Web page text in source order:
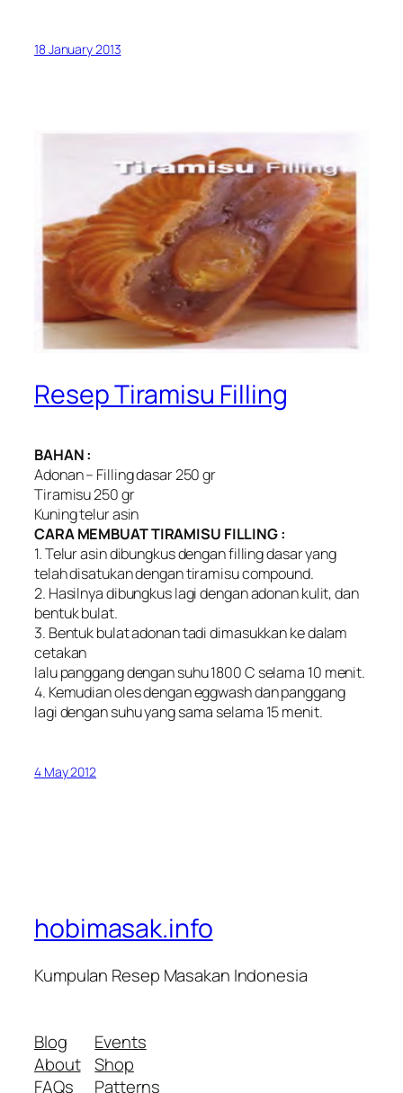
18 January 2013
Resep Tiramisu Filling
BAHAN :
Adonan – Filling dasar 250 gr
Tiramisu 250 gr
Kuning telur asin
CARA MEMBUAT TIRAMISU FILLING :
1. Telur asin dibungkus dengan filling dasar yang
telah disatukan dengan tiramisu compound.
2. Hasilnya dibungkus lagi dengan adonan kulit, dan
bentuk bulat.
3. Bentuk bulat adonan tadi dimasukkan ke dalam
cetakan
lalu panggang dengan suhu 1800 C selama 10 menit.
4. Kemudian oles dengan eggwash dan panggang
lagi dengan suhu yang sama selama 15 menit.
4 May 2012
hobimasak.info
Kumpulan Resep Masakan Indonesia
Blog
About
FAQs
Events
Shop
Patterns